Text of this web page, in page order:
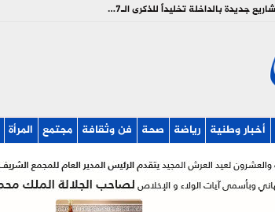
بالفيديو : تدشين وإطلاق مشاريع جديدة بالداخلة تخليداً للذكرى الـ27 لعيد العرش
أخبار وطنية رياضة صحة فن وثقافة مجتمع المرأة